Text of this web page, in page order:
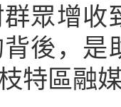
眾增收
後，
特區融